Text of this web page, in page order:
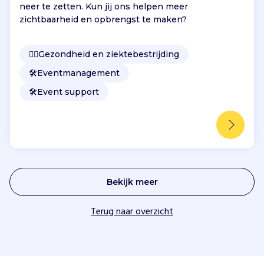
neer te zetten. Kun jij ons helpen meer
zichtbaarheid en opbrengst te maken?
👩‍⚕️Gezondheid en ziektebestrijding
🛠️Eventmanagement
🛠️Event support
Bekijk meer
Terug naar overzicht